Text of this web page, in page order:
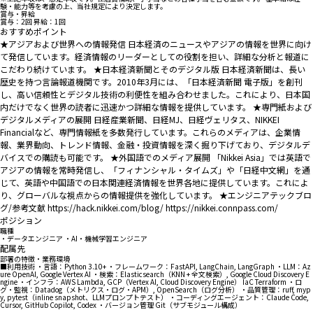
験・能力等を考慮の上、当社規定により決定します。
賞与・昇給
賞与：2回 昇給：1回
おすすめポイント
★アジアおよび世界への情報発信 日本経済のニュースやアジアの情報を世界に向け
て発信しています。経済情報のリーダーとしての役割を担い、詳細な分析と報道に
こだわり続けています。 ★日本経済新聞とそのデジタル版 日本経済新聞は、長い
歴史を持つ言論報道機関です。2010年3月には、「日本経済新聞 電子版」を創刊
し、高い信頼性とデジタル技術の利便性を組み合わせました。これにより、日本国
内だけでなく世界の読者に迅速かつ詳細な情報を提供しています。 ★専門紙および
デジタルメディアの展開 日経産業新聞、日経MJ、日経ヴェリタス、NIKKEI
Financialなど、専門情報紙を多数発行しています。これらのメディアは、企業情
報、業界動向、トレンド情報、金融・投資情報を深く掘り下げており、デジタルデ
バイスでの購読も可能です。 ★外国語でのメディア展開 「Nikkei Asia」では英語で
アジアの情報を常時発信し、「フィナンシャル・タイムズ」や「日経中文網」を通
じて、英語や中国語での日本関連経済情報を世界各地に提供しています。これによ
り、グローバルな視点からの情報提供を強化しています。 ★エンジニアテックブロ
グ/参考文献 https://hack.nikkei.com/blog/ https://nikkei.connpass.com/
ポジション
職種
・データエンジニア ・AI・機械学習エンジニア
配属先
部署の特徴・業務環境
■利用技術 ・言語：Python 3.10+ ・フレームワーク：FastAPI, LangChain, LangGraph ・LLM：Az
ure OpenAI, Google Vertex AI ・検索：Elasticsearch（KNN + 全文検索）, Google Cloud Discovery E
ngine ・インフラ：AWS Lambda, GCP（Vertex AI, Cloud Discovery Engine） IaC Terraform ・ロ
グ・監視：Datadog（メトリクス・ログ・APM）, OpenSearch（ログ分析） ・品質管理：ruff, myp
y, pytest（inline snapshot、LLMプロンプトテスト） ・コーディングエージェント：Claude Code,
Cursor, GitHub Copilot, Codex ・バージョン管理 Git（サブモジュール構成）